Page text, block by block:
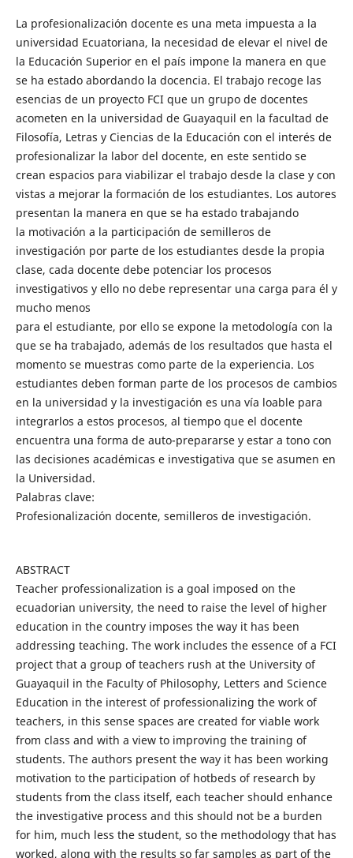
La profesionalización docente es una meta impuesta a la
universidad Ecuatoriana, la necesidad de elevar el nivel de
la Educación Superior en el país impone la manera en que
se ha estado abordando la docencia. El trabajo recoge las
esencias de un proyecto FCI que un grupo de docentes
acometen en la universidad de Guayaquil en la facultad de
Filosofía, Letras y Ciencias de la Educación con el interés de
profesionalizar la labor del docente, en este sentido se
crean espacios para viabilizar el trabajo desde la clase y con
vistas a mejorar la formación de los estudiantes. Los autores
presentan la manera en que se ha estado trabajando
la motivación a la participación de semilleros de
investigación por parte de los estudiantes desde la propia
clase, cada docente debe potenciar los procesos
investigativos y ello no debe representar una carga para él y
mucho menos
para el estudiante, por ello se expone la metodología con la
que se ha trabajado, además de los resultados que hasta el
momento se muestras como parte de la experiencia. Los
estudiantes deben forman parte de los procesos de cambios
en la universidad y la investigación es una vía loable para
integrarlos a estos procesos, al tiempo que el docente
encuentra una forma de auto-prepararse y estar a tono con
las decisiones académicas e investigativa que se asumen en
la Universidad.
Palabras clave:
Profesionalización docente, semilleros de investigación.
ABSTRACT
Teacher professionalization is a goal imposed on the
ecuadorian university, the need to raise the level of higher
education in the country imposes the way it has been
addressing teaching. The work includes the essence of a FCI
project that a group of teachers rush at the University of
Guayaquil in the Faculty of Philosophy, Letters and Science
Education in the interest of professionalizing the work of
teachers, in this sense spaces are created for viable work
from class and with a view to improving the training of
students. The authors present the way it has been working
motivation to the participation of hotbeds of research by
students from the class itself, each teacher should enhance
the investigative process and this should not be a burden
for him, much less the student, so the methodology that has
worked, along with the results so far samples as part of the